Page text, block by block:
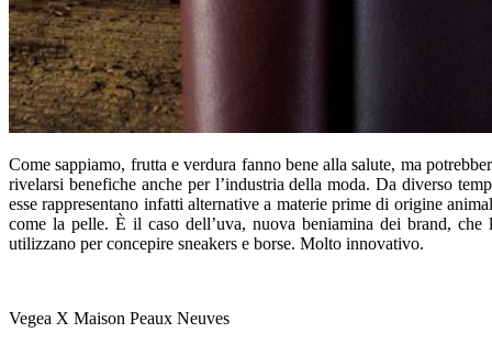
Come sappiamo, frutta e verdura fanno bene alla salute, ma
rivelarsi benefiche anche per l’industria della moda. Da diverso
esse rappresentano infatti alternative a materie prime di origine
come la pelle. È il caso dell’uva, nuova beniamina dei brand, che
utilizzano per concepire sneakers e borse. Molto innovativo.
Vegea X Maison Peaux Neuves